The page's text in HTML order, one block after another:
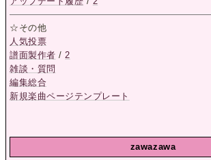
☆その他
人気投票
譜面製作者 / 2
雑談・質問
編集総合
新規楽曲ページテンプレート
zawazawa